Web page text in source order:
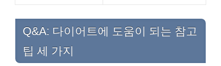
Q&A: 다이어트에 도움이 되는 참고
팁 세 가지